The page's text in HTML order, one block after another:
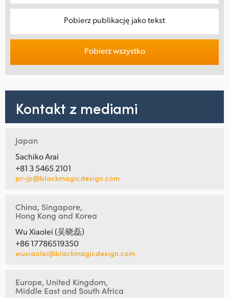
Pobierz publikację jako tekst
Pobierz wszystko
Kontakt z mediami
Japan
Sachiko Arai
+81 3 5465 2101
pr-jp@blackmagicdesign.com
China, Singapore,
Hong Kong and Korea
Wu Xiaolei (吴晓磊)
+86 17786519350
wuxiaolei@blackmagicdesign.com
Europe, United Kingdom,
Middle East and South Africa